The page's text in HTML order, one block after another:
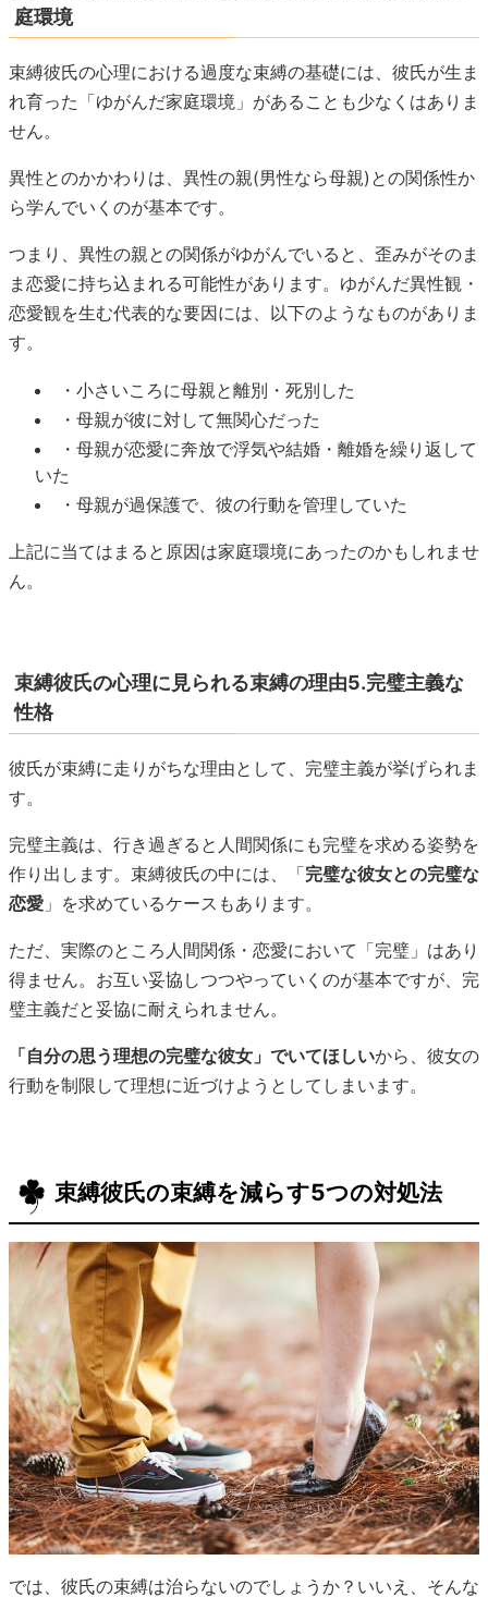
庭環境
束縛彼氏の心理における過度な束縛の基礎には、彼氏が生ま
れ育った「ゆがんだ家庭環境」があることも少なくはありま
せん。
異性とのかかわりは、異性の親(男性なら母親)との関係性か
ら学んでいくのが基本です。
つまり、異性の親との関係がゆがんでいると、歪みがそのま
ま恋愛に持ち込まれる可能性があります。ゆがんだ異性観・
恋愛観を生む代表的な要因には、以下のようなものがありま
す。
・小さいころに母親と離別・死別した
・母親が彼に対して無関心だった
・母親が恋愛に奔放で浮気や結婚・離婚を繰り返して
いた
・母親が過保護で、彼の行動を管理していた
上記に当てはまると原因は家庭環境にあったのかもしれませ
ん。
束縛彼氏の心理に見られる束縛の理由5.完璧主義な
性格
彼氏が束縛に走りがちな理由として、完璧主義が挙げられま
す。
完璧主義は、行き過ぎると人間関係にも完璧を求める姿勢を
作り出します。束縛彼氏の中には、「完璧な彼女との完璧な
恋愛 」を求めているケースもあります。
ただ、実際のところ人間関係・恋愛において「完璧」はあり
得ません。お互い妥協しつつやっていくのが基本ですが、完
璧主義だと妥協に耐えられません。
「自分の思う理想の完璧な彼女」でいてほしいから、彼女の
行動を制限して理想に近づけようとしてしまいます。
束縛彼氏の束縛を減らす5つの対処法
では、彼氏の束縛は治らないのでしょうか？いいえ、そんな